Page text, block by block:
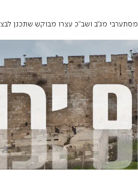
מסתערבי מג"ב ושב"כ עצרו מבוקש שתכנן